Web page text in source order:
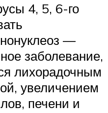
4, 5, 6-го
—
заболевание,
лихорадочным
увеличением
печени и